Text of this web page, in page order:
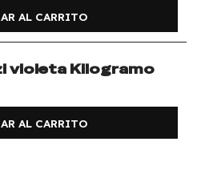
AL CARRITO
violeta Kilogramo
AL CARRITO